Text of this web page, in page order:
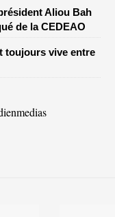
Aliou Bah
de la CEDEAO
toujours vive entre